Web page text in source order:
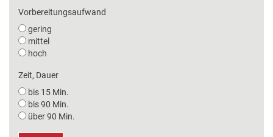
Vorbereitungsaufwand
gering
mittel
hoch
Zeit, Dauer
bis 15 Min.
bis 90 Min.
über 90 Min.